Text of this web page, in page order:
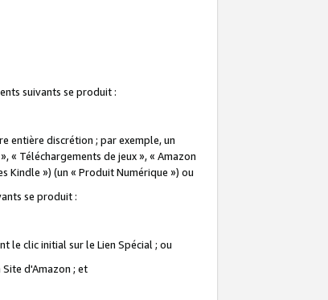
suivants se produit :
entière discrétion ; par exemple, un
« Téléchargements de jeux », « Amazon
Kindle ») (un « Produit Numérique ») ou
se produit :
le clic initial sur le Lien Spécial ; ou
d'Amazon ; et